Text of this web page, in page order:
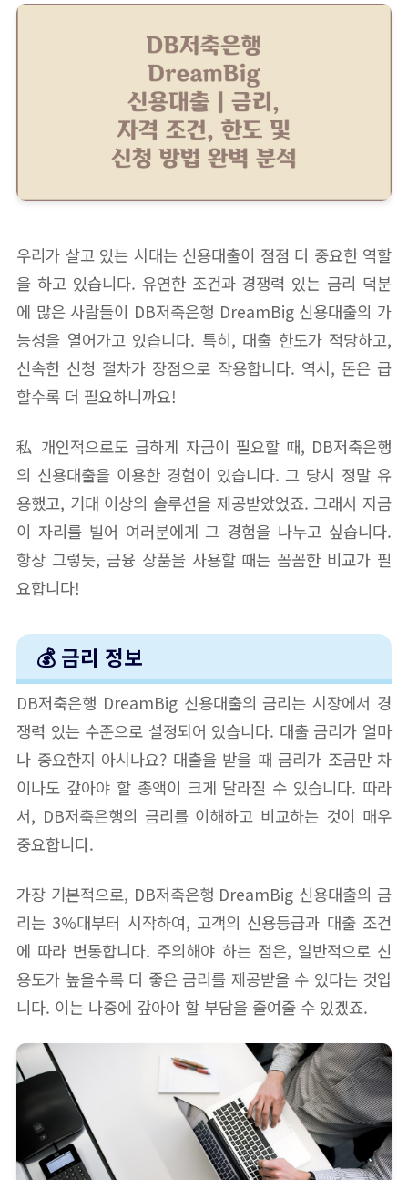
우리가 살고 있는 시대는 신용대출이 점점 더 중요한 역할
을 하고 있습니다. 유연한 조건과 경쟁력 있는 금리 덕분
에 많은 사람들이 DB저축은행 DreamBig 신용대출의 가
능성을 열어가고 있습니다. 특히, 대출 한도가 적당하고,
신속한 신청 절차가 장점으로 작용합니다. 역시, 돈은 급
할수록 더 필요하니까요!
私 개인적으로도 급하게 자금이 필요할 때, DB저축은행
의 신용대출을 이용한 경험이 있습니다. 그 당시 정말 유
용했고, 기대 이상의 솔루션을 제공받았었죠. 그래서 지금
이 자리를 빌어 여러분에게 그 경험을 나누고 싶습니다.
항상 그렇듯, 금융 상품을 사용할 때는 꼼꼼한 비교가 필
요합니다!
💰 금리 정보
DB저축은행 DreamBig 신용대출의 금리는 시장에서 경
쟁력 있는 수준으로 설정되어 있습니다. 대출 금리가 얼마
나 중요한지 아시나요? 대출을 받을 때 금리가 조금만 차
이나도 갚아야 할 총액이 크게 달라질 수 있습니다. 따라
서, DB저축은행의 금리를 이해하고 비교하는 것이 매우
중요합니다.
가장 기본적으로, DB저축은행 DreamBig 신용대출의 금
리는 3%대부터 시작하여, 고객의 신용등급과 대출 조건
에 따라 변동합니다. 주의해야 하는 점은, 일반적으로 신
용도가 높을수록 더 좋은 금리를 제공받을 수 있다는 것입
니다. 이는 나중에 갚아야 할 부담을 줄여줄 수 있겠죠.